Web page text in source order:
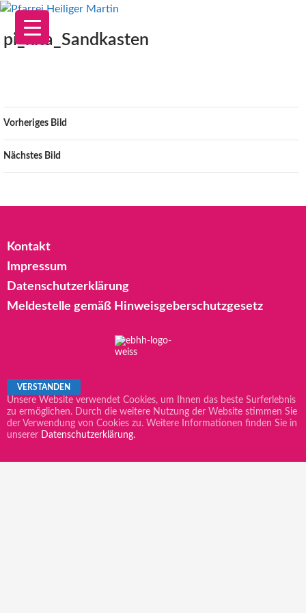
Zum
Inhalt
springen
pi_kita_Sandkasten
Vorheriges Bild
Nächstes Bild
Kontakt
Impressum
Datenschutzerklärung
Meldestelle gemäß Hinweisgeberschutzgesetz
Unsere Website verwendet Cookies, um Ihnen das beste Surferlebnis
zu ermöglichen. Durch die weitere Nutzung der Website stimmen Sie
der Verwendung von Cookies zu. Weitere Informationen finden Sie in
unserer Datenschutzerklärung.